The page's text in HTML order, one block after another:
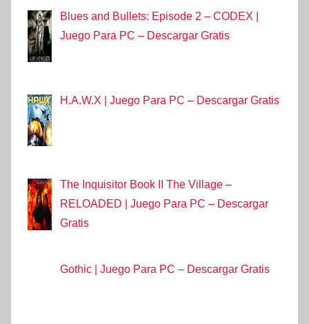
Blues and Bullets: Episode 2 – CODEX |
Juego Para PC – Descargar Gratis
H.A.W.X | Juego Para PC – Descargar Gratis
The Inquisitor Book II The Village –
RELOADED | Juego Para PC – Descargar
Gratis
Gothic | Juego Para PC – Descargar Gratis